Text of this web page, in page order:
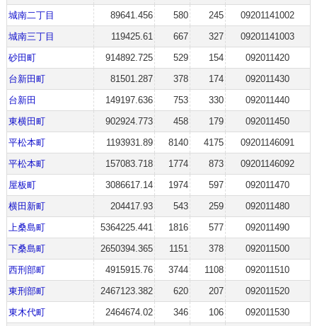
城南二丁目
89641.456 580 245
09201141002
城南三丁目
119425.61 667 327
09201141003
砂田町
914892.725 529 154
092011420
台新田町
81501.287 378 174
092011430
台新田
149197.636 753 330
092011440
東横田町
902924.773 458 179
092011450
平松本町
1193931.89 8140 4175
09201146091
平松本町
157083.718 1774 873
09201146092
屋板町
3086617.14 1974 597
092011470
横田新町
204417.93 543 259
092011480
上桑島町
5364225.441 1816 577
092011490
下桑島町
2650394.365 1151 378
092011500
西刑部町
4915915.76 3744 1108
092011510
東刑部町
2467123.382 620 207
092011520
東木代町
2464674.02 346 106
092011530